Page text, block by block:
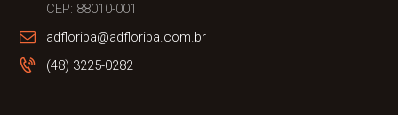
CEP: 88010-001
adfloripa@adfloripa.com.br
(48) 3225-0282